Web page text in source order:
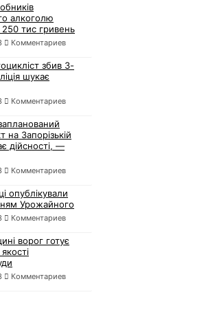
алкоголю
тис гривень
Комментариев
збив 3-
шукає
Комментариев
на Запорізькій
дійсності, —
Комментариев
опублікували
Урожайного
Комментариев
ворог готує
Комментариев